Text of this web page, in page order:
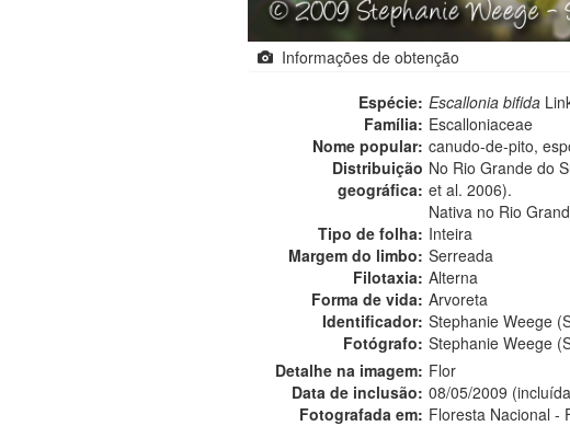
Informações de obtenção
Espécie: Escallonia bifida
Família: Escalloniaceae
Nome popular: canudo-de-pito,
Distribuição
geográfica:
No Rio Grande do
et al. 2006).
Nativa no Rio
Tipo de folha: Inteira
Margem do limbo: Serreada
Filotaxia: Alterna
Forma de vida: Arvoreta
Identificador: Stephanie Weege
Fotógrafo: Stephanie Weege
Detalhe na imagem: Flor
Data de inclusão: 08/05/2009
Fotografada em: Floresta Nacional -